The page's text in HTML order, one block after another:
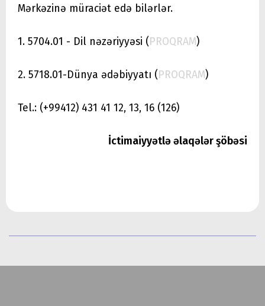
Mərkəzinə müraciət edə bilərlər.
1. 5704.01 - Dil nəzəriyyəsi ( PROQRAM)
2. 5718.01-Dünya ədəbiyyatı ( PROQRAM)
Tel.: (+99412) 431 41 12, 13, 16 (126)
İctimaiyyətlə əlaqələr şöbəsi